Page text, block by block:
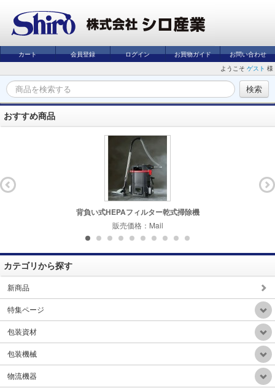
カート 会員登録 ログイン お買物ガイド
お問い合わせ
ようこそ ゲスト 様
おすすめ商品
背負い式HEPAフィルター乾式掃除機
販売価格：Mail
カテゴリから探す
新商品
特集ページ
包装資材
包装機械
物流機器